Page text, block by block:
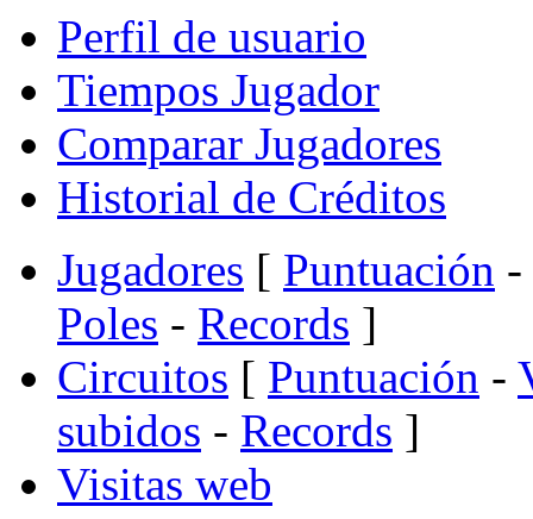
Perfil de usuario
Tiempos Jugador
Comparar Jugadores
Historial de Créditos
Jugadores [ Puntuación -
Poles - Records ]
Circuitos [ Puntuación -
subidos - Records ]
Visitas web